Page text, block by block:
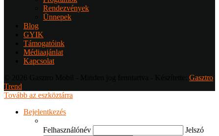
Rendezvények
Ünnepek
Blog
GYIK
Támogatóink
Médiaajánlat
Kapcsolat
Gasztro
Trend
Tovább az eszköztárra
Bejelentkezés
Felhasználónév Jelszó